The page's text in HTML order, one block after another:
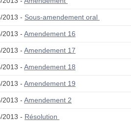
2013 - Sous-amendement oral
2013 - Amendement 16
2013 - Amendement 17
2013 - Amendement 18
2013 - Amendement 19
2013 - Amendement 2
2013 - Résolution